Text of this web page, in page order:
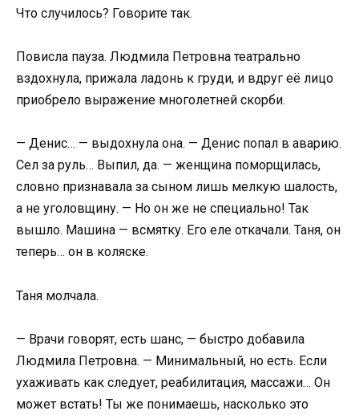
Что случилось? Говорите так.
Повисла пауза. Людмила Петровна театрально
вздохнула, прижала ладонь к груди, и вдруг её лицо
приобрело выражение многолетней скорби.
— Денис… — выдохнула она. — Денис попал в аварию.
Сел за руль… Выпил, да. — женщина поморщилась,
словно признавала за сыном лишь мелкую шалость,
а не уголовщину. — Но он же не специально! Так
вышло. Машина — всмятку. Его еле откачали. Таня, он
теперь… он в коляске.
Таня молчала.
— Врачи говорят, есть шанс, — быстро добавила
Людмила Петровна. — Минимальный, но есть. Если
ухаживать как следует, реабилитация, массажи… Он
может встать! Ты же понимаешь, насколько это